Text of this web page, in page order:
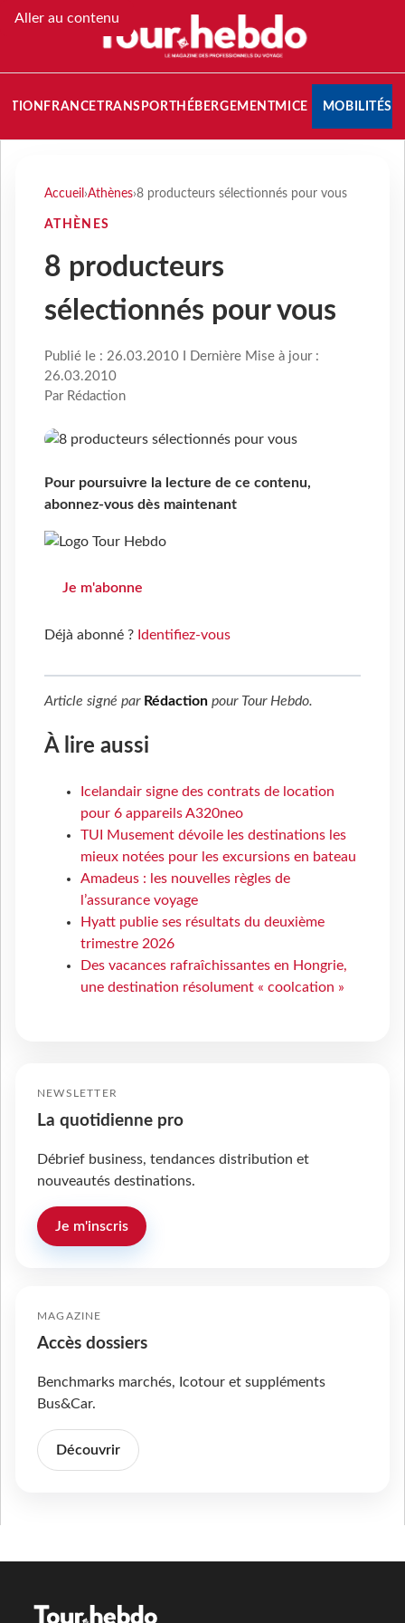
Aller au contenu
FRANCETRANSPORT HÉBERGEMENTMICE MOBILITÉS
Accueil ›Athènes›8 producteurs sélectionnés pour vous
ATHÈNES
8 producteurs
sélectionnés pour vous
Publié le : 26.03.2010 I Dernière Mise à jour :
26.03.2010
Par Rédaction
Pour poursuivre la lecture de ce contenu,
abonnez-vous dès maintenant
Je m'abonne
Déjà abonné ? Identifiez-vous
Article signé par Rédaction pour Tour Hebdo.
À lire aussi
Icelandair signe des contrats de location
pour 6 appareils A320neo
TUI Musement dévoile les destinations les
mieux notées pour les excursions en bateau
Amadeus : les nouvelles règles de
l’assurance voyage
Hyatt publie ses résultats du deuxième
trimestre 2026
Des vacances rafraîchissantes en Hongrie,
une destination résolument « coolcation »
NEWSLETTER
La quotidienne pro
Débrief business, tendances distribution et
nouveautés destinations.
Je m'inscris
MAGAZINE
Accès dossiers
Benchmarks marchés, Icotour et suppléments
Bus&Car.
Découvrir